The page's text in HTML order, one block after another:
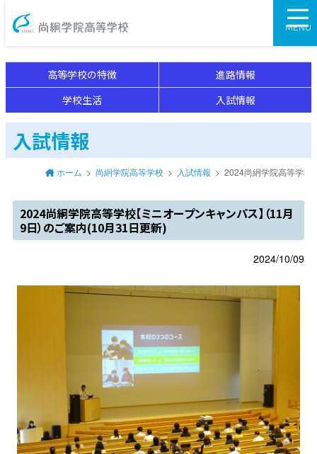
尚絅学院高等学校MENU
高等学校の特徴
進路情報
学校生活
入試情報
入試情報
ホーム 尚絅学院高等学校 入試情報 2024尚絅学院高等学校
2024尚絅学院高等学校【ミニオープンキャンパス】（11月
9日）のご案内(10月31日更新)
2024/10/09